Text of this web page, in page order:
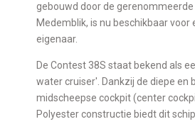
gebouwd door de
Medemblik, is nu beschikbaar voor
eigenaar.
De Contest 38S staat bekend als
water cruiser'. Dankzij de diepe en
midscheepse cockpit (center
Polyester constructie biedt dit